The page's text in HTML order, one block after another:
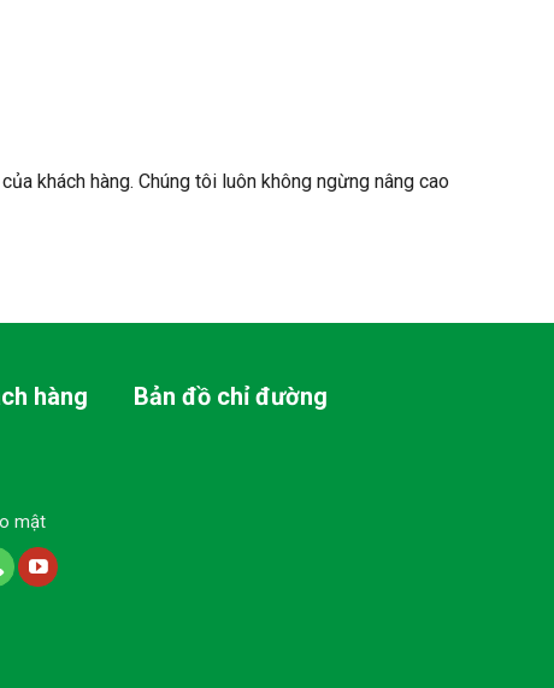
khách hàng. Chúng tôi luôn không ngừng nâng cao
hàng
mật
Bản đồ chỉ đường